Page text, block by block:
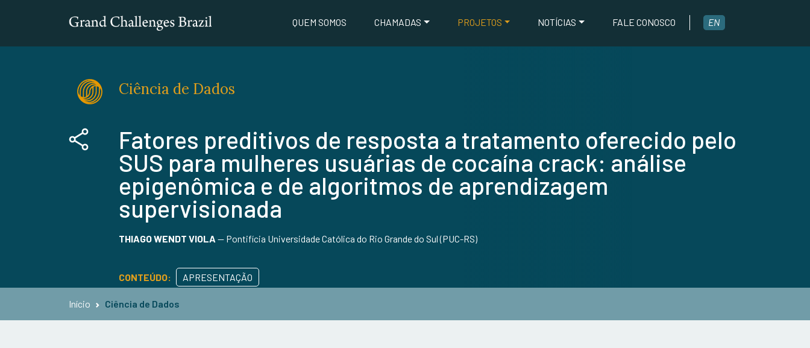
QUEM SOMOS CHAMADAS PROJETOS NOTÍCIAS FALE CONOSCO EN
Ciência de Dados
Fatores preditivos de resposta a tratamento oferecido pelo
SUS para mulheres usuárias de cocaína crack: análise
epigenômica e de algoritmos de aprendizagem
supervisionada
THIAGO WENDT VIOLA — Pontifícia Universidade Católica do Rio Grande do Sul (PUC-RS)
CONTEÚDO: APRESENTAÇÃO
Início Ciência de Dados